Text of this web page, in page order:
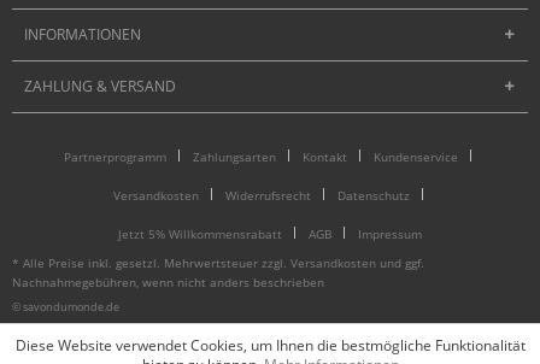
INFORMATIONEN
ZAHLUNG & VERSAND
Partnerprogramm Zahlungsarten Kontakt Kundenservice
Versandkosten Widerrufsrecht Datenschutz
Jetzt 5% Willkommensrabatt AGB
Impressum
* Alle Preise inkl. gesetzl. Mehrwertsteuer zzgl. Versandkosten und ggf.
Nachnahmegebühren, wenn nicht anders beschrieben
© savondumonde.de
Diese Website verwendet Cookies, um Ihnen die bestmögliche Funktionalität